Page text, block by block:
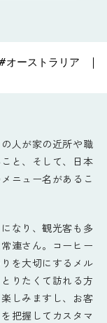
オーストラリア
人が家の近所や職
と、そして、日本
ニュー名があるこ
なり、観光客も多
連さん。コーヒー
を大切にするメル
りたくて訪れる方
しみますし、お客
把握してカスタマ